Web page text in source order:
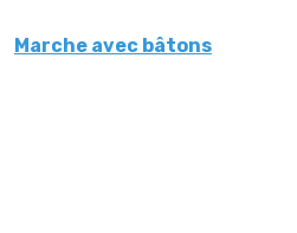
Marche avec bâtons